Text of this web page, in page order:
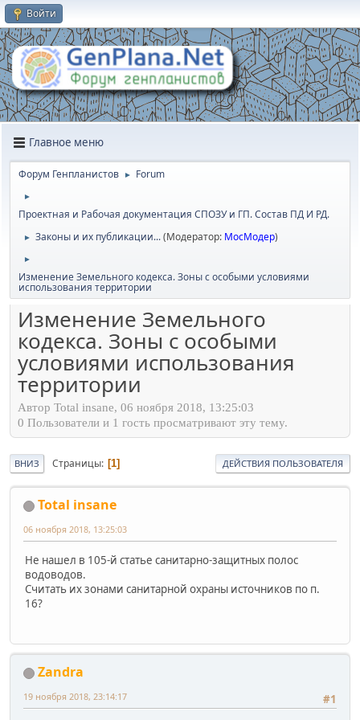
Войти
Главное меню
Форум Генпланистов ► Forum
►
Проектная и Рабочая документация СПОЗУ и ГП. Состав ПД И РД.
► Законы и их публикации...(Модератор: МосМодер)
►
Изменение Земельного кодекса. Зоны с особыми условиями
использования территории
Изменение Земельного
кодекса. Зоны с особыми
условиями использования
территории
Автор Total insane, 06 ноября 2018, 13:25:03
0 Пользователи и 1 гость просматривают эту тему.
ВНИЗ Страницы 1 ДЕЙСТВИЯ ПОЛЬЗОВАТЕЛЯ
Total insane
06 ноября 2018, 13:25:03
Не нашел в 105-й статье санитарно-защитных полос
водоводов.
Считать их зонами санитарной охраны источников по п.
16?
Zandra
#1
19 ноября 2018, 23:14:17